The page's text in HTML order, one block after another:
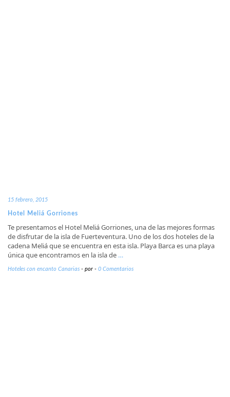
15 febrero, 2015
Hotel Meliá Gorriones
Te presentamos el Hotel Meliá Gorriones, una de las mejores formas
de disfrutar de la isla de Fuerteventura. Uno de los dos hoteles de la
cadena Meliá que se encuentra en esta isla. Playa Barca es una playa
única que encontramos en la isla de …
Hoteles con encanto Canarias - por - 0 Comentarios